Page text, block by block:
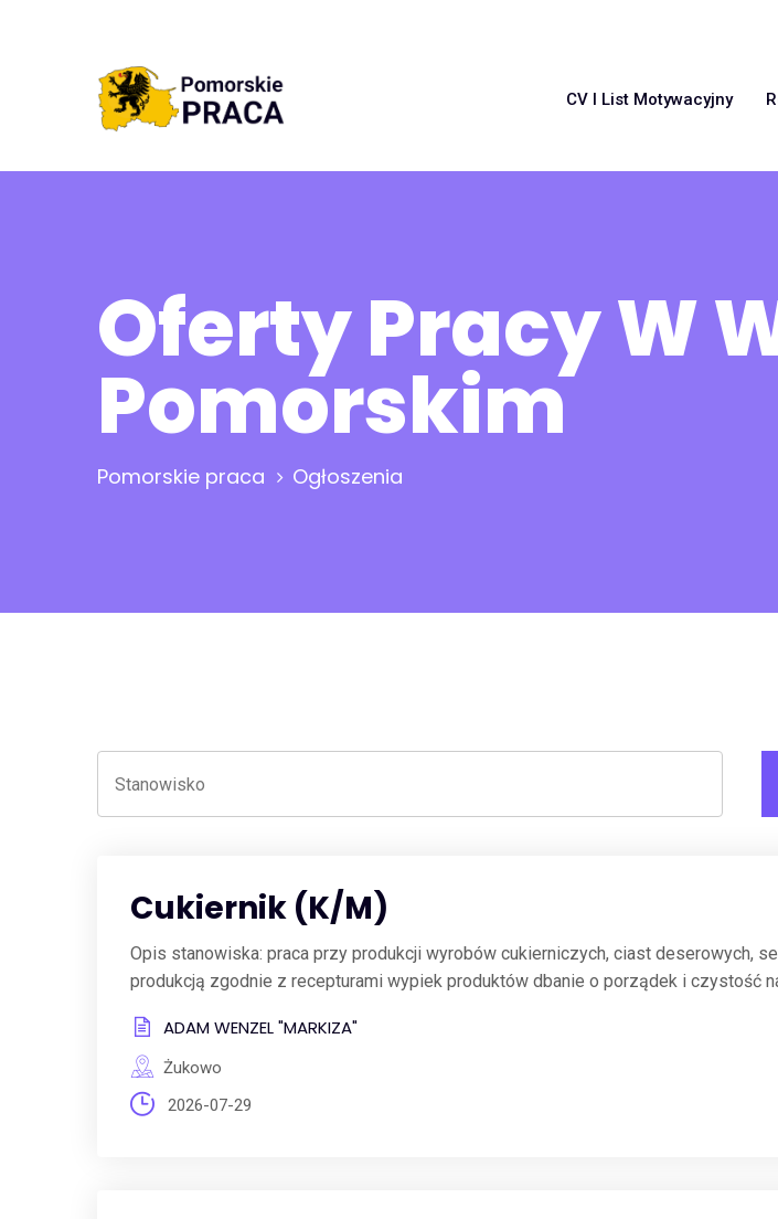
CV I List Motywacyjny
Oferty Pracy W
Pomorskim
Pomorskie praca Ogłoszenia
Cukiernik (K/M)
Opis stanowiska: praca przy produkcji wyrobów cukierniczych, ciast deserowych,
produkcją zgodnie z recepturami wypiek produktów dbanie o porządek i czystość
ADAM WENZEL "MARKIZA"
Żukowo
2026-07-29